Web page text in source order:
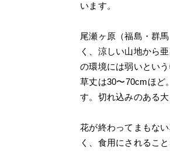
います。
尾瀬ヶ原（福島・群
く、涼しい山地から
の環境には弱いという
草丈は30〜70cmほど
す。切れ込みのある
花が終わってまもな
く、食用にされること